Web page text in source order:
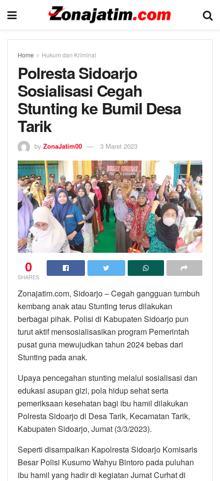
Home Hukum dan Kriminal
Polresta Sidoarjo
Sosialisasi Cegah
Stunting ke Bumil Desa
Tarik
by ZonaJatim00 3 Maret 2023
0
SHARES
Zonajatim.com, Sidoarjo – Cegah gangguan tumbuh
kembang anak atau Stunting terus dilakukan
berbagai pihak. Polisi di Kabupaten Sidoarjo pun
turut aktif mensosialisasikan program Pemerintah
pusat guna mewujudkan tahun 2024 bebas dari
Stunting pada anak.
Upaya pencegahan stunting melalui sosialisasi dan
edukasi asupan gizi, pola hidup sehat serta
pemeriksaan kesehatan bagi ibu hamil dilakukan
Polresta Sidoarjo di Desa Tarik, Kecamatan Tarik,
Kabupaten Sidoarjo, Jumat (3/3/2023).
Seperti disampaikan Kapolresta Sidoarjo Komisaris
Besar Polisi Kusumo Wahyu Bintoro pada puluhan
ibu hamil yang hadir di kegiatan Jumat Curhat di